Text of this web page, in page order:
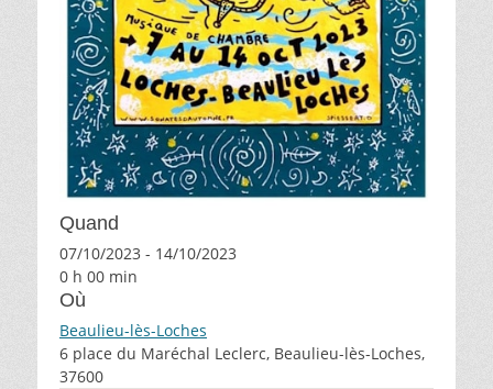
Quand
07/10/2023 - 14/10/2023
0 h 00 min
Où
Beaulieu-lès-Loches
6 place du Maréchal Leclerc, Beaulieu-lès-Loches,
37600